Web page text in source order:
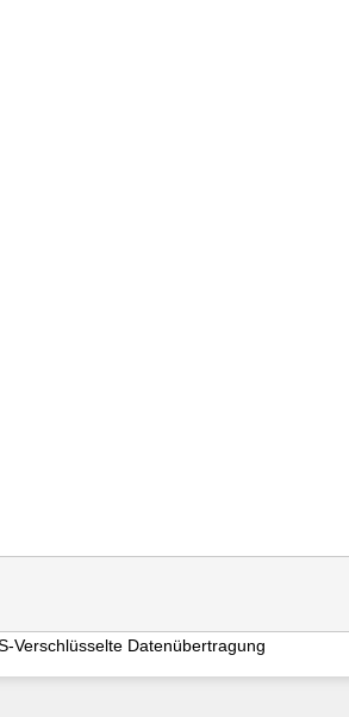
Verschlüsselte Datenübertragung